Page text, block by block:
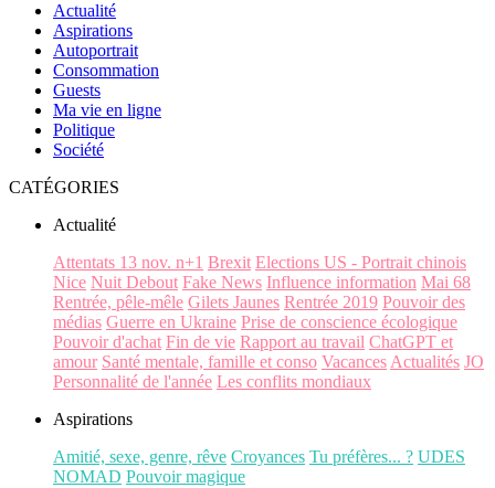
Actualité
Aspirations
Autoportrait
Consommation
Guests
Ma vie en ligne
Politique
Société
CATÉGORIES
Actualité
Attentats 13 nov. n+1 Brexit Elections US - Portrait chinois
Nice Nuit Debout Fake News Influence information Mai 68
Rentrée, pêle-mêle Gilets Jaunes Rentrée 2019 Pouvoir des
médias Guerre en Ukraine Prise de conscience écologique
Pouvoir d'achat Fin de vie Rapport au travail ChatGPT et
amour Santé mentale, famille et conso Vacances Actualités JO
Personnalité de l'année Les conflits mondiaux
Aspirations
Amitié, sexe, genre, rêve Croyances Tu préfères... ? UDES
NOMAD Pouvoir magique